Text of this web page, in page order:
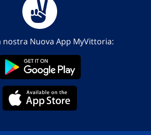
nostra Nuova App MyVittoria: